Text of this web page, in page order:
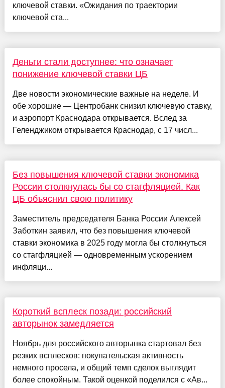
ключевой ставки. «Ожидания по траектории
ключевой ста...
Деньги стали доступнее: что означает
понижение ключевой ставки ЦБ
Две новости экономические важные на неделе. И
обе хорошие — Центробанк снизил ключевую ставку,
и аэропорт Краснодара открывается. Вслед за
Геленджиком открывается Краснодар, с 17 числ...
Без повышения ключевой ставки экономика
России столкнулась бы со стагфляцией. Как
ЦБ объяснил свою политику
Заместитель председателя Банка России Алексей
Заботкин заявил, что без повышения ключевой
ставки экономика в 2025 году могла бы столкнуться
со стагфляцией — одновременным ускорением
инфляци...
Короткий всплеск позади: российский
авторынок замедляется
Ноябрь для российского авторынка стартовал без
резких всплесков: покупательская активность
немного просела, и общий темп сделок выглядит
более спокойным. Такой оценкой поделился с «Ав...